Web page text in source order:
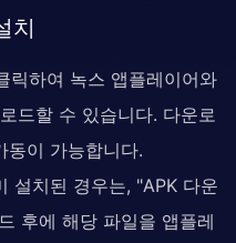
치
릭하여 녹스 앱플레이어와
드할 수 있습니다. 다운로
동이 가능합니다.
설치된 경우는, "APK 다운
후에 해당 파일을 앱플레